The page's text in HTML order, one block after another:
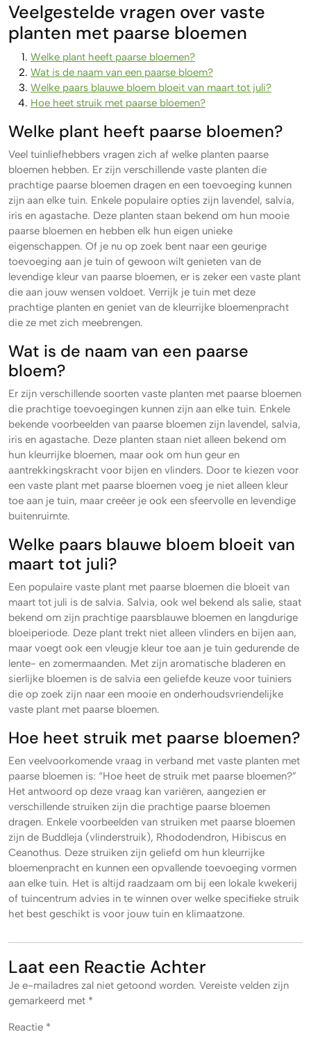
Veelgestelde vragen over vaste
planten met paarse bloemen
Welke plant heeft paarse bloemen?
Wat is de naam van een paarse bloem?
Welke paars blauwe bloem bloeit van maart tot juli?
Hoe heet struik met paarse bloemen?
Welke plant heeft paarse bloemen?
Veel tuinliefhebbers vragen zich af welke planten paarse
bloemen hebben. Er zijn verschillende vaste planten die
prachtige paarse bloemen dragen en een toevoeging kunnen
zijn aan elke tuin. Enkele populaire opties zijn lavendel, salvia,
iris en agastache. Deze planten staan bekend om hun mooie
paarse bloemen en hebben elk hun eigen unieke
eigenschappen. Of je nu op zoek bent naar een geurige
toevoeging aan je tuin of gewoon wilt genieten van de
levendige kleur van paarse bloemen, er is zeker een vaste plant
die aan jouw wensen voldoet. Verrijk je tuin met deze
prachtige planten en geniet van de kleurrijke bloemenpracht
die ze met zich meebrengen.
Wat is de naam van een paarse
bloem?
Er zijn verschillende soorten vaste planten met paarse bloemen
die prachtige toevoegingen kunnen zijn aan elke tuin. Enkele
bekende voorbeelden van paarse bloemen zijn lavendel, salvia,
iris en agastache. Deze planten staan niet alleen bekend om
hun kleurrijke bloemen, maar ook om hun geur en
aantrekkingskracht voor bijen en vlinders. Door te kiezen voor
een vaste plant met paarse bloemen voeg je niet alleen kleur
toe aan je tuin, maar creëer je ook een sfeervolle en levendige
buitenruimte.
Welke paars blauwe bloem bloeit van
maart tot juli?
Een populaire vaste plant met paarse bloemen die bloeit van
maart tot juli is de salvia. Salvia, ook wel bekend als salie, staat
bekend om zijn prachtige paarsblauwe bloemen en langdurige
bloeiperiode. Deze plant trekt niet alleen vlinders en bijen aan,
maar voegt ook een vleugje kleur toe aan je tuin gedurende de
lente- en zomermaanden. Met zijn aromatische bladeren en
sierlijke bloemen is de salvia een geliefde keuze voor tuiniers
die op zoek zijn naar een mooie en onderhoudsvriendelijke
vaste plant met paarse bloemen.
Hoe heet struik met paarse bloemen?
Een veelvoorkomende vraag in verband met vaste planten met
paarse bloemen is: “Hoe heet de struik met paarse bloemen?”
Het antwoord op deze vraag kan variëren, aangezien er
verschillende struiken zijn die prachtige paarse bloemen
dragen. Enkele voorbeelden van struiken met paarse bloemen
zijn de Buddleja (vlinderstruik), Rhododendron, Hibiscus en
Ceanothus. Deze struiken zijn geliefd om hun kleurrijke
bloemenpracht en kunnen een opvallende toevoeging vormen
aan elke tuin. Het is altijd raadzaam om bij een lokale kwekerij
of tuincentrum advies in te winnen over welke specifieke struik
het best geschikt is voor jouw tuin en klimaatzone.
Laat een Reactie Achter
Je e-mailadres zal niet getoond worden. Vereiste velden zijn
gemarkeerd met *
Reactie *